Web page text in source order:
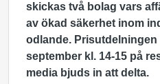
skickas två bolag vars
av ökad säkerhet inom
odlande. Prisutdelningen
september kl . 14-15 på
media bjuds in att delta.